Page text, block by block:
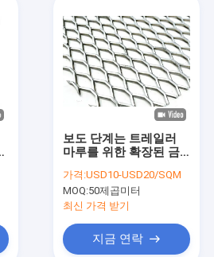
보도 단계는 트레일러
마루를 위한 확장된 금
5.0mm에 의하여 직류
전기를 통했습니다
가격:USD10-USD20/SQM
MOQ:50제곱미터
최신 가격 받기
지금 연락